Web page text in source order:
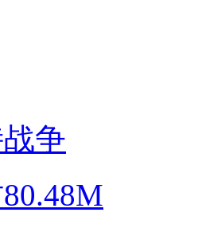
争
80.48M